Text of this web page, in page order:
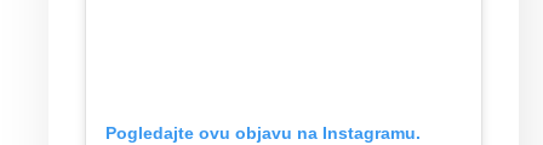
Pogledajte ovu objavu na Instagramu.